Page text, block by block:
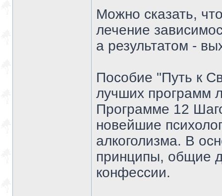
Можно сказать,
лечение
а результатом -
Пособие "Путь к
лучших программ
Программе 12
новейшие
алкоголизма. В
принципы, общие
конфессии.